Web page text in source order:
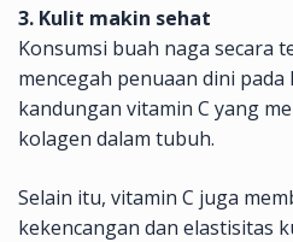
3. Kulit makin sehat
Konsumsi buah naga secara
mencegah penuaan dini
kandungan vitamin C yang
kolagen dalam tubuh.
Selain itu, vitamin C juga
kekencangan dan elastisitas